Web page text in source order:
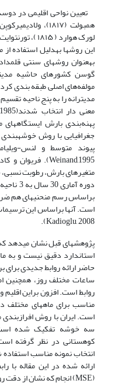
تعیین نواحی اقلیمی در
این روش­ها به­دلیل استفاده
گوسن کشورهای حاشیه
مدیترانه را به پنج ناحیه
جغرافیایی با روش
دوره
براساس رسم منحنی­های هم
Kadioglu, 2008).
پژوهش­های قبل نشان می­دهد
استاندارد دقیق نیست و به
حاضر ارائه روابط جدیدی
ساعات مختلف روز، همچنین
روابط است. افزون براین اقلیم
مناسب برای ماه­های مختلف
سه خوشه تفکیک شده
کوهستانی در نظر گرفته
انتخاب نمونه مناسب
(MSE) انجام که نشان از دقت روابط ارائه شده است.